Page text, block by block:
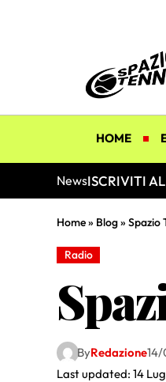
HOME
NewsISCRIVITI
Home» Blog» Spazio
Radio
Last updated: 14
ByRedazione14/